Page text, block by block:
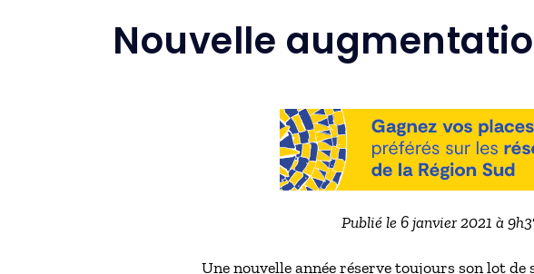
Nouvelle
Publié le 6 janvier 2021 à
Une nouvelle année réserve toujours son lot